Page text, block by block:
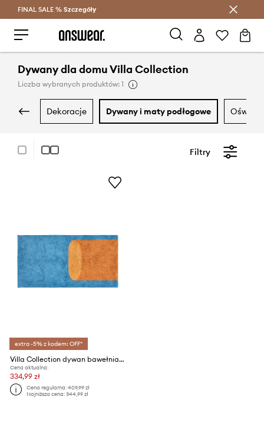
Oszczędzaj z Answear Club >
FINAL SALE % Szczegóły
Dywany dla domu Villa Collection
Liczba wybranych produktów: 1
dekoracje dywany i maty podłogowe
Filtry
extra -5% z kodem: OFF*
Villa Collection dywan bawełniany Styles 70 x 140 cm
Cena aktualna:
334,99 zł
Cena regularna:409,99 zł
Najniższa cena:344,99 zł